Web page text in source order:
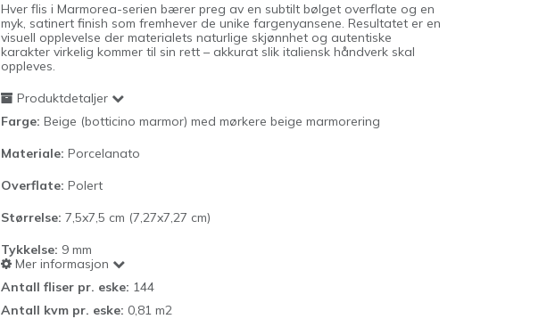
Hver flis i Marmorea-serien bærer preg av en subtilt bølget overflate og en
myk, satinert finish som fremhever de unike fargenyansene. Resultatet er en
visuell opplevelse der materialets naturlige skjønnhet og autentiske
karakter virkelig kommer til sin rett – akkurat slik italiensk håndverk skal
oppleves.
Produktdetaljer
Farge: Beige (botticino marmor) med mørkere beige marmorering
Materiale: Porcelanato
Overflate: Polert
Størrelse: 7,5x7,5 cm (7,27x7,27 cm)
Tykkelse: 9 mm
Mer informasjon
Antall fliser pr. eske: 144
Antall kvm pr. eske: 0,81 m2